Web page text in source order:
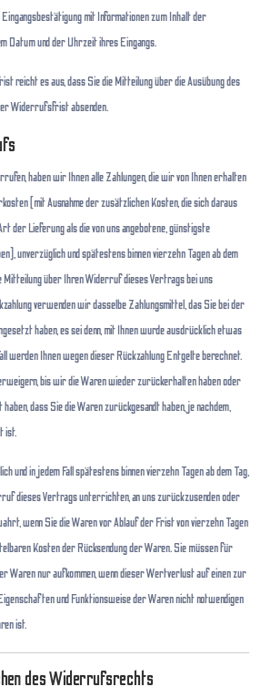
mit Informationen zum Inhalt der
Datum und der Uhrzeit ihres Eingangs.
reicht es aus, dass Sie die Mitteilung über die Ausübung des
Widerrufsfrist absenden.
haben wir Ihnen alle Zahlungen, die wir von Ihnen erhalten
(mit Ausnahme der zusätzlichen Kosten, die sich daraus
der Lieferung als die von uns angebotene, günstigste
unverzüglich und spätestens binnen vierzehn Tagen ab dem
Mitteilung über Ihren Widerruf dieses Vertrags bei uns
verwenden wir dasselbe Zahlungsmittel, das Sie bei der
haben, es sei denn, mit Ihnen wurde ausdrücklich etwas
werden Ihnen wegen dieser Rückzahlung Entgelte berechnet.
bis wir die Waren wieder zurückerhalten haben oder
dass Sie die Waren zurückgesandt haben, je nachdem,
ist.
und in jedem Fall spätestens binnen vierzehn Tagen ab dem Tag,
dieses Vertrags unterrichten, an uns zurückzusenden oder
wenn Sie die Waren vor Ablauf der Frist von vierzehn Tagen
Kosten der Rücksendung der Waren. Sie müssen für
Waren nur aufkommen, wenn dieser Wertverlust auf einen zur
und Funktionsweise der Waren nicht notwendigen
ist.
des Widerrufsrechts